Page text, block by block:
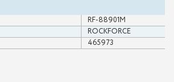
RF-88901M
ROCKFORCE
465973